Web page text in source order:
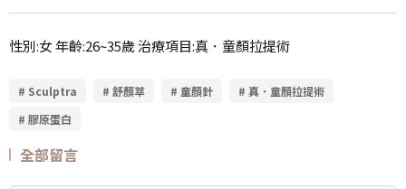
性別:女 年齡:26~35歲 治療項目:真．童顏拉提術
# Sculptra # 舒顏萃 # 童顏針
# 真．童顏拉提術
# 膠原蛋白
全部留言